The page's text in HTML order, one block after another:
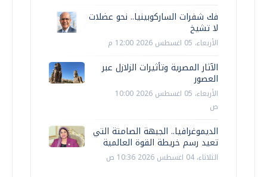
فك شفرات الساركوبينيا.. نحو عضلات
لا تشيخ
الأربعاء، 05 اغسطس 2026 12:00 م
الآثار المصرية وتأثيرات الزلازل عبر
العصور
الأربعاء، 05 اغسطس 2026 10:00
ص
الديموغرافيا.. الجبهة الصامتة التي
تعيد رسم خريطة القوة العالمية
الثلاثاء، 04 اغسطس 2026 10:36 ص